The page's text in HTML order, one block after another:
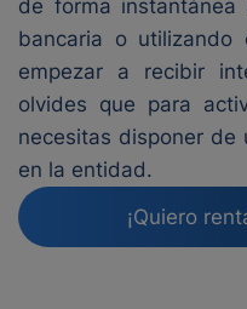
de forma instantánea
bancaria o
empezar a recibir
olvides que para
necesitas disponer de
en la entidad.
¡Quiero